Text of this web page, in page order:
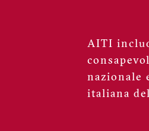
AITI
nazionale
italiana